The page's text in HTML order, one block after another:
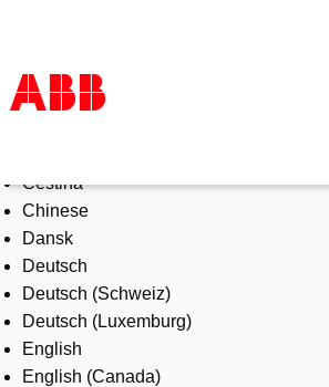
Products & Solutions
Industries
Services
About us
Where to buy
Contact us
Careers
Čeština
Chinese
Dansk
Deutsch
Deutsch (Schweiz)
Deutsch (Luxemburg)
English
English (Canada)